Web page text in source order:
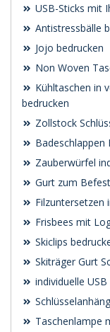
USB-Sticks mit
Antistressbälle
Jojo bedrucken
Non Woven
Kühltaschen in
bedrucken
Zollstock
Badeschlappen
Zauberwürfel
Gurt zum
Filzuntersetzen
Frisbees mit
Skiclips
Skiträger Gurt
individuelle USB
Taschenlampe